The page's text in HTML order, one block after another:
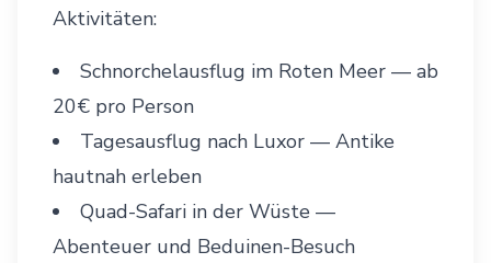
Aktivitäten:
Schnorchelausflug im Roten Meer — ab
20€ pro Person
Tagesausflug nach Luxor — Antike
hautnah erleben
Quad-Safari in der Wüste —
Abenteuer und Beduinen-Besuch